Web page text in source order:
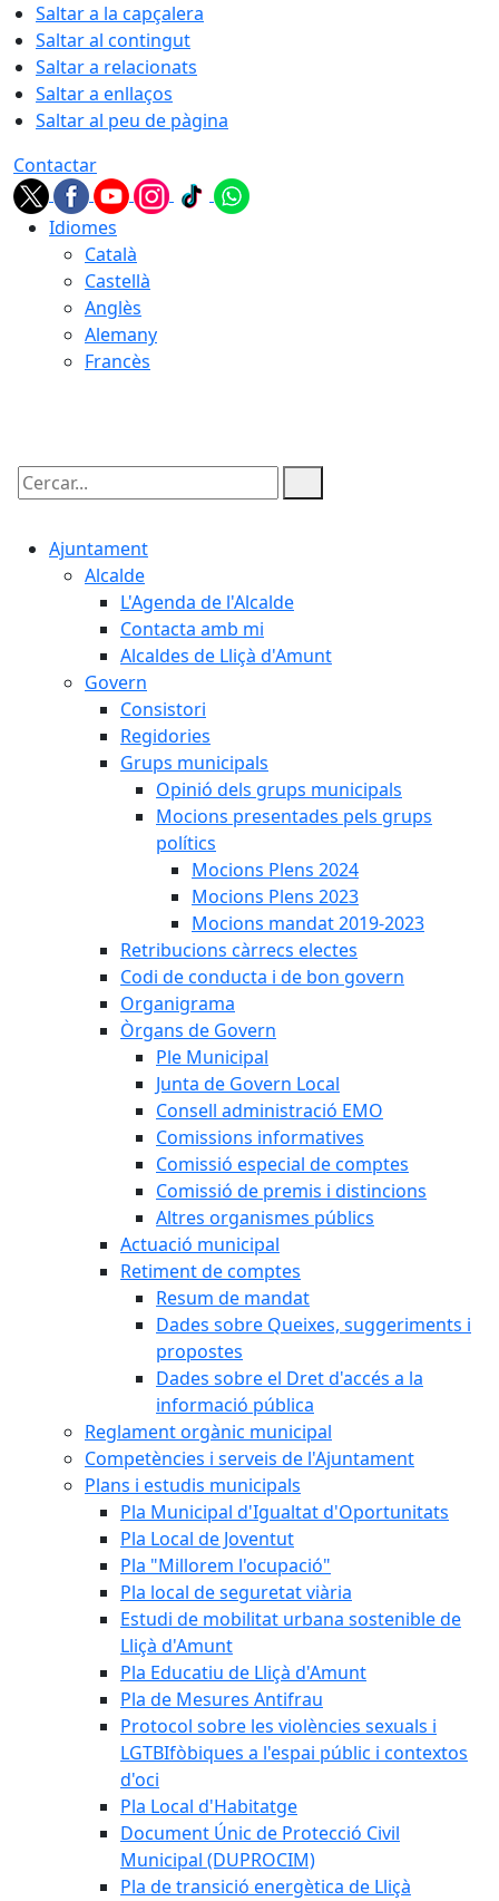
Saltar a la capçalera
Saltar al contingut
Saltar a relacionats
Saltar a enllaços
Saltar al peu de pàgina
Contactar
Idiomes
Català
Castellà
Anglès
Alemany
Francès
Cercar:
Ajuntament
Alcalde
L'Agenda de l'Alcalde
Contacta amb mi
Alcaldes de Lliçà d'Amunt
Govern
Consistori
Regidories
Grups municipals
Opinió dels grups municipals
Mocions presentades pels grups
polítics
Mocions Plens 2024
Mocions Plens 2023
Mocions mandat 2019-2023
Retribucions càrrecs electes
Codi de conducta i de bon govern
Organigrama
Òrgans de Govern
Ple Municipal
Junta de Govern Local
Consell administració EMO
Comissions informatives
Comissió especial de comptes
Comissió de premis i distincions
Altres organismes públics
Actuació municipal
Retiment de comptes
Resum de mandat
Dades sobre Queixes, suggeriments i
propostes
Dades sobre el Dret d'accés a la
informació pública
Reglament orgànic municipal
Competències i serveis de l'Ajuntament
Plans i estudis municipals
Pla Municipal d'Igualtat d'Oportunitats
Pla Local de Joventut
Pla "Millorem l'ocupació"
Pla local de seguretat viària
Estudi de mobilitat urbana sostenible de
Lliçà d'Amunt
Pla Educatiu de Lliçà d'Amunt
Pla de Mesures Antifrau
Protocol sobre les violències sexuals i
LGTBIfòbiques a l'espai públic i contextos
d'oci
Pla Local d'Habitatge
Document Únic de Protecció Civil
Municipal (DUPROCIM)
Pla de transició energètica de Lliçà